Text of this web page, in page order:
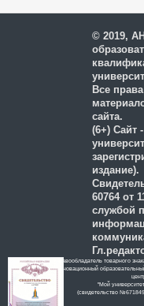
© 2019,
Все
сайта.
(6+) Сайт
издание).
60764 от
службой
Правообладатель товарного
Инновационный
"Мой
(свидетельство